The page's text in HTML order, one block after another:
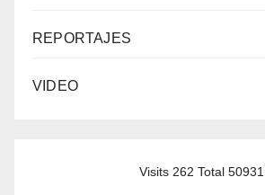
REPORTAJES
VIDEO
Visits 262 Total 50931